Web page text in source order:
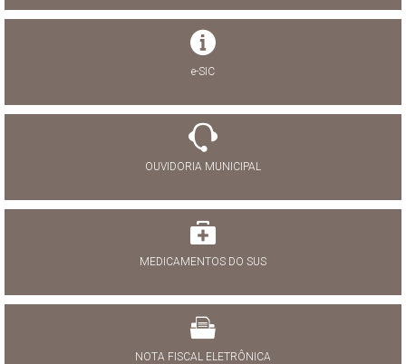
e-SIC
OUVIDORIA MUNICIPAL
MEDICAMENTOS DO SUS
NOTA FISCAL ELETRÔNICA